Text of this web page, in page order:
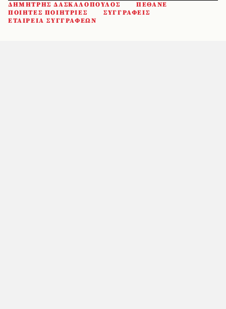
ΔΗΜΗΤΡΗΣ ΔΑΣΚΑΛΟΠΟΥΛΟΣ
ΠΕΘΑΝΕ
ΠΟΙΗΤΕΣ ΠΟΙΗΤΡΙΕΣ
ΣΥΓΓΡΑΦΕΙΣ
ΕΤΑΙΡΕΙΑ ΣΥΓΓΡΑΦΕΩΝ